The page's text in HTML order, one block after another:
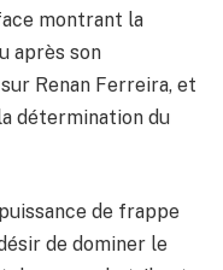
montrant la
après son
Renan Ferreira, et
détermination du
de frappe
de dominer le